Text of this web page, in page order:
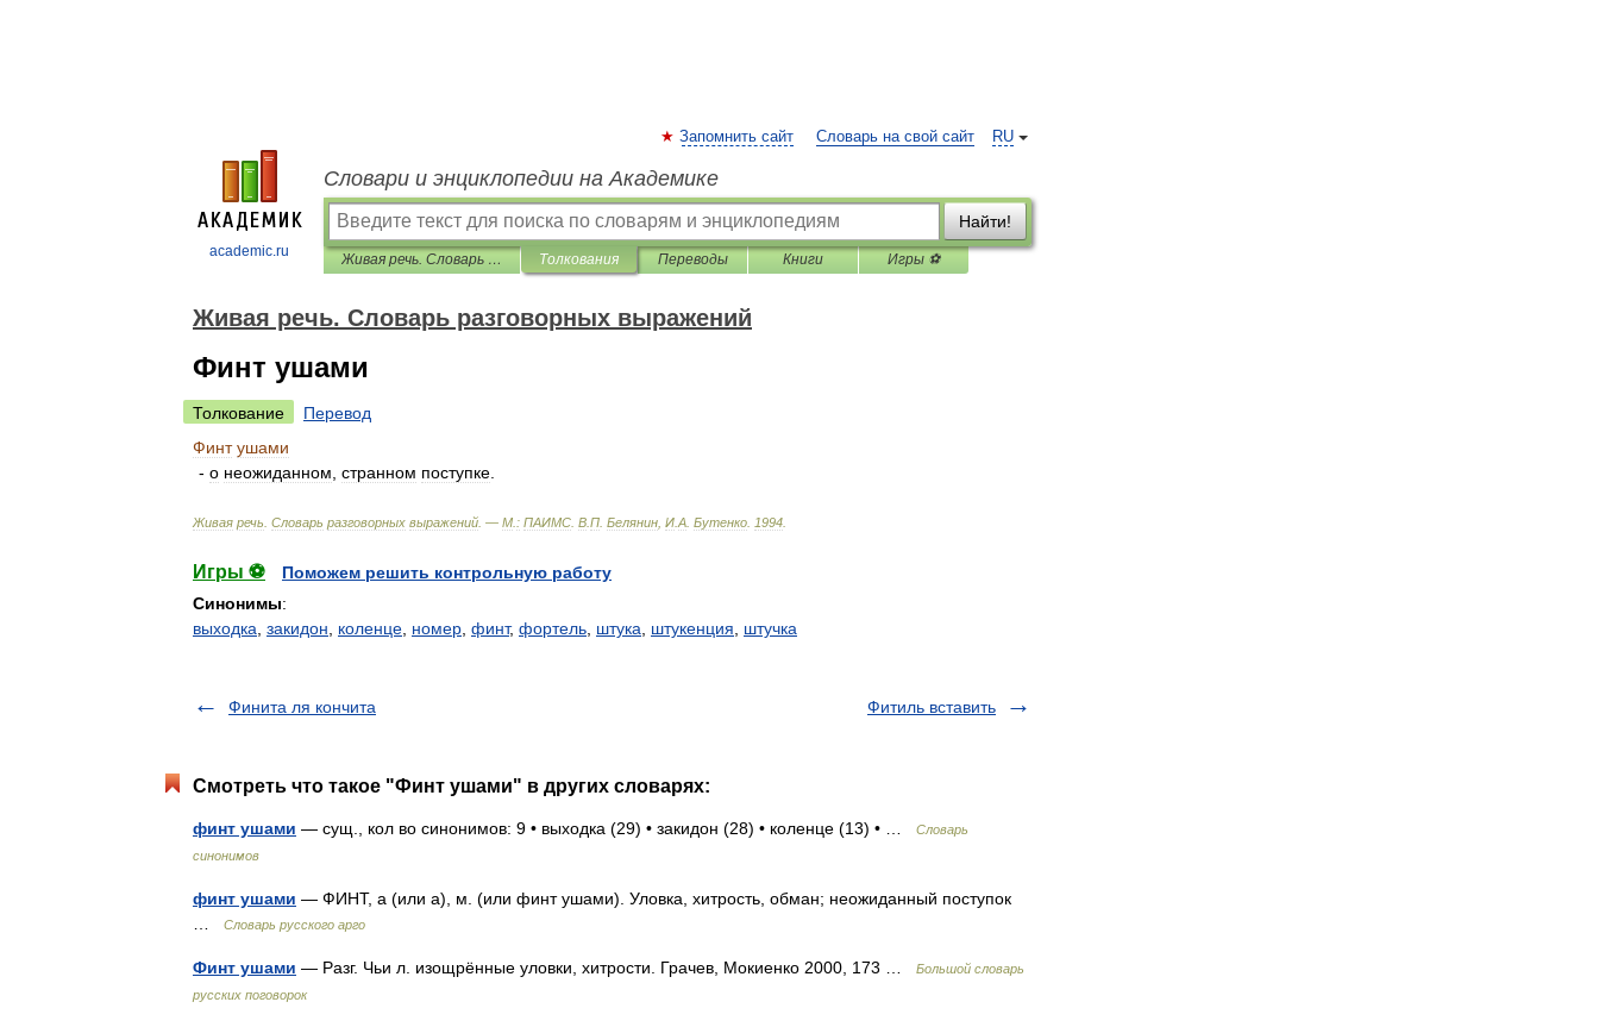
academic.ru
RU
Запомнить сайт Словарь на свой сайт
Словари и энциклопедии на Академике
Найти!
Живая речь. Словарь разговорных выражений Толкования Переводы Книги Игры ⚽
Живая речь. Словарь разговорных выражений
Финт ушами
Толкование
Перевод
Финт ушами
- о неожиданном странном поступке
Живая речь Словарь разговорных выражений . — М : ПАИМС В П Белянин И А Бутенко 1994
Игры ⚽
Поможем решить контрольную работу
Синонимы:
выходка закидон коленце номер финт, фортель штука штукенция штучка
Финита ля кончита Фитиль вставить
Смотреть что такое "Финт ушами" в других словарях:
финт ушами — сущ., кол во синонимов: 9 • выходка (29) • закидон (28) • коленце (13) • …
Словарь
синонимов
финт ушами — ФИНТ, а (или а), м. (или финт ушами). Уловка, хитрость, обман; неожиданный поступок
Словарь русского арго
Финт ушами — Разг. Чьи л. изощрённые уловки, хитрости. Грачев, Мокиенко 2000, 173 …
Большой словарь
русских поговорок